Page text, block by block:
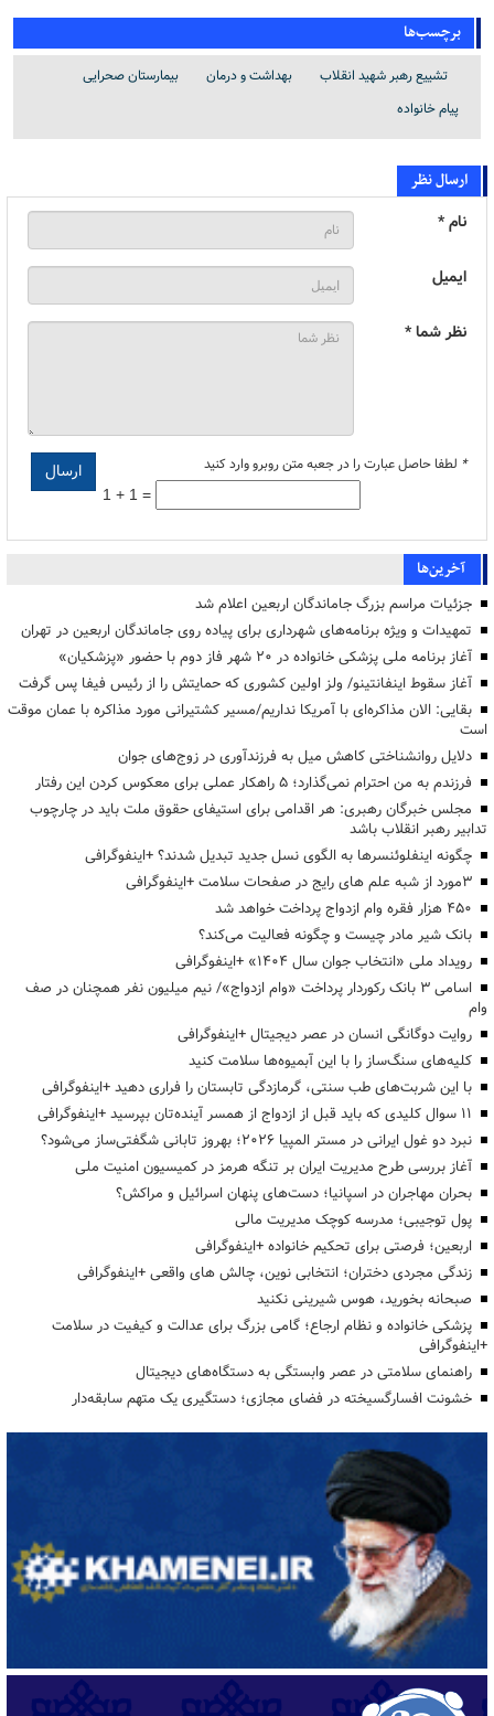
برچسب‌ها
تشییع رهبر شهید انقلاب بهداشت و درمان
بیمارستان صحرایی
پیام خانواده
ارسال نظر
نام *
ایمیل
نظر شما *
* لطفا حاصل عبارت را در جعبه متن روبرو وارد کنید
1 + 1 =
آخرین‌ها
جزئیات مراسم بزرگ جاماندگان اربعین اعلام شد
تمهیدات و ویژه برنامه‌های شهرداری برای پیاده روی جاماندگان اربعین در تهران
آغاز برنامه ملی پزشکی خانواده در ۲۰ شهر فاز دوم با حضور «پزشکیان»
آغاز سقوط اینفانتینو/ ولز اولین کشوری که حمایتش را از رئیس فیفا پس گرفت
بقایی: الان مذاکره‌ای با آمریکا نداریم/مسیر کشتیرانی مورد مذاکره با عمان موقت
است
دلایل روانشناختی کاهش میل به فرزندآوری در زوج‌های جوان
فرزندم به من احترام نمی‌گذارد؛ ۵ راهکار عملی برای معکوس کردن این رفتار
مجلس خبرگان رهبری: هر اقدامی برای استیفای حقوق ملت باید در چارچوب
تدابیر رهبر انقلاب باشد
چگونه اینفلوئنسرها به الگوی نسل جدید تبدیل شدند؟ +اینفوگرافی
3مورد از شبه علم های رایج در صفحات سلامت +اینفوگرافی
۴۵۰ هزار فقره وام ازدواج پرداخت خواهد شد
بانک شیر مادر چیست و چگونه فعالیت می‌کند؟
رویداد ملی «انتخاب جوان سال ۱۴۰۴» +اینفوگرافی
اسامی ۳ بانک رکوردار پرداخت «وام ازدواج»/ نیم میلیون نفر همچنان در صف
وام
روایت دوگانگی انسان در عصر دیجیتال +اینفوگرافی
کلیه‌های سنگ‌ساز را با این آبمیوه‌ها سلامت کنید
با این شربت‌های طب سنتی، گرمازدگی تابستان را فراری دهید +اینفوگرافی
۱۱ سوال کلیدی که باید قبل از ازدواج از همسر آینده‌تان بپرسید +اینفوگرافی
نبرد دو غول ایرانی در مستر المپیا ۲۰۲۶؛ بهروز تابانی شگفتی‌ساز می‌شود؟
آغاز بررسی طرح مدیریت ایران بر تنگه هرمز در کمیسیون امنیت ملی
بحران مهاجران در اسپانیا؛ دست‌های پنهان اسرائیل و مراکش؟
پول توجیبی؛ مدرسه کوچک مدیریت مالی
اربعین؛ فرصتی برای تحکیم خانواده +اینفوگرافی
زندگی مجردی دختران؛ انتخابی نوین، چالش های واقعی +اینفوگرافی
صبحانه بخورید، هوس شیرینی نکنید
پزشکی خانواده و نظام ارجاع؛ گامی بزرگ برای عدالت و کیفیت در سلامت
+اینفوگرافی
راهنمای سلامتی در عصر وابستگی به دستگاه‌های دیجیتال
خشونت افسارگسیخته در فضای مجازی؛ دستگیری یک متهم سابقه‌دار